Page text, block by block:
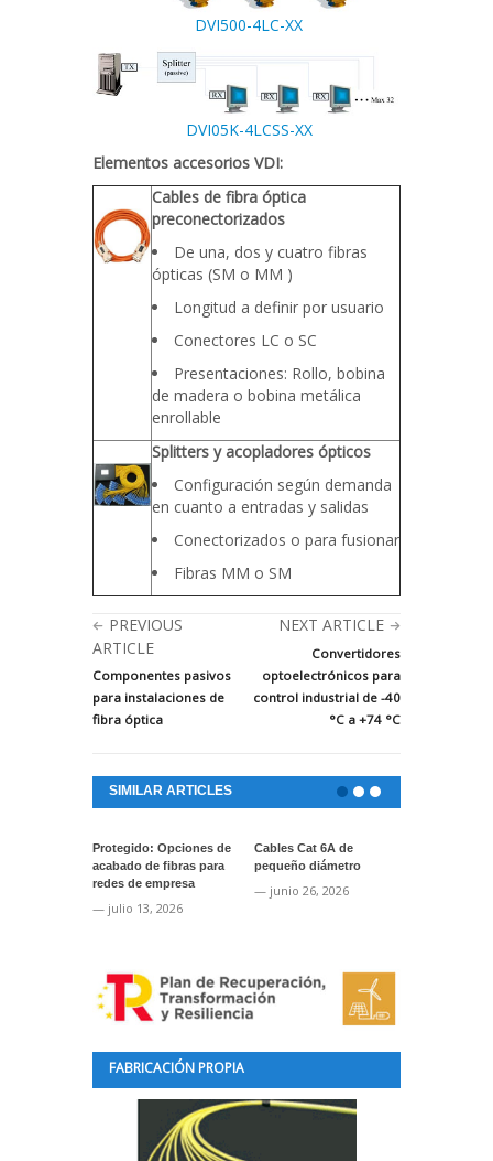
DVI500-4LC-XX
DVI05K-4LCSS-XX
Elementos accesorios VDI:
Cables de fibra óptica
preconectorizados
De una, dos y cuatro fibras
ópticas (SM o MM )
Longitud a definir por usuario
Conectores LC o SC
Presentaciones: Rollo, bobina
de madera o bobina metálica
enrollable
Splitters y acopladores ópticos
Configuración según demanda
en cuanto a entradas y salidas
Conectorizados o para fusionar
Fibras MM o SM
PREVIOUS
ARTICLE
Componentes pasivos
para instalaciones de
fibra óptica
NEXT ARTICLE
Convertidores
optoelectrónicos para
control industrial de -40
°C a +74 °C
SIMILAR ARTICLES
Protegido: Opciones de
acabado de fibras para
redes de empresa
— julio 13, 2026
Cables Cat 6A de
pequeño diámetro
— junio 26, 2026
FABRICACIÓN PROPIA